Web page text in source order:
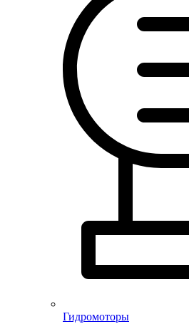
Гидромоторы